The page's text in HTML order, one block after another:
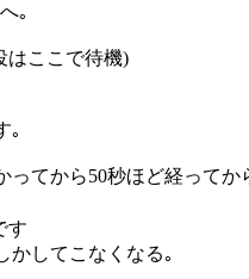
｡
はここで待機)
｡
ってから50秒ほど経ってか
す
かしてこなくなる｡